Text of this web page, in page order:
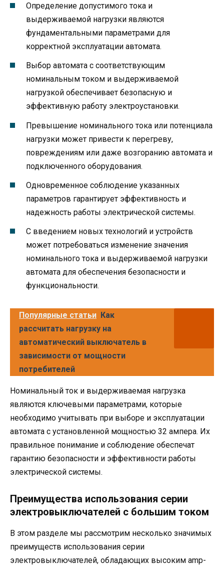
Определение допустимого тока и
выдерживаемой нагрузки являются
фундаментальными параметрами для
корректной эксплуатации автомата.
Выбор автомата с соответствующим
номинальным током и выдерживаемой
нагрузкой обеспечивает безопасную и
эффективную работу электроустановки.
Превышение номинального тока или потенциала
нагрузки может привести к перегреву,
повреждениям или даже возгоранию автомата и
подключенного оборудования.
Одновременное соблюдение указанных
параметров гарантирует эффективность и
надежность работы электрической системы.
С введением новых технологий и устройств
может потребоваться изменение значения
номинального тока и выдерживаемой нагрузки
автомата для обеспечения безопасности и
функциональности.
Популярные статьи Как
рассчитать нагрузку на
автоматический выключатель в
зависимости от мощности
потребителей
Номинальный ток и выдерживаемая нагрузка
являются ключевыми параметрами, которые
необходимо учитывать при выборе и эксплуатации
автомата с установленной мощностью 32 ампера. Их
правильное понимание и соблюдение обеспечат
гарантию безопасности и эффективности работы
электрической системы.
Преимущества использования серии
электровыключателей с большим током
В этом разделе мы рассмотрим несколько значимых
преимуществ использования серии
электровыключателей, обладающих высоким amp-